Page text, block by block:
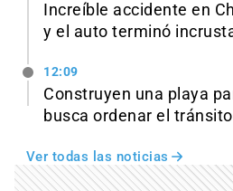
Increíble accidente en
y el auto terminó
12:09
Construyen una playa
busca ordenar el
Ver todas las noticias